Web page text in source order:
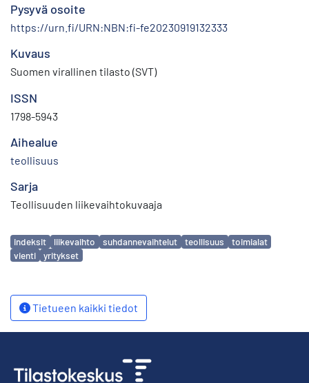
Pysyvä osoite
https://urn.fi/URN:NBN:fi-fe20230919132333
Kuvaus
Suomen virallinen tilasto (SVT)
ISSN
1798-5943
Aihealue
teollisuus
Sarja
Teollisuuden liikevaihtokuvaaja
Avainsanat
indeksit liikevaihto suhdannevaihtelut teollisuus
toimialat
vienti
yritykset
Tietueen kaikki tiedot